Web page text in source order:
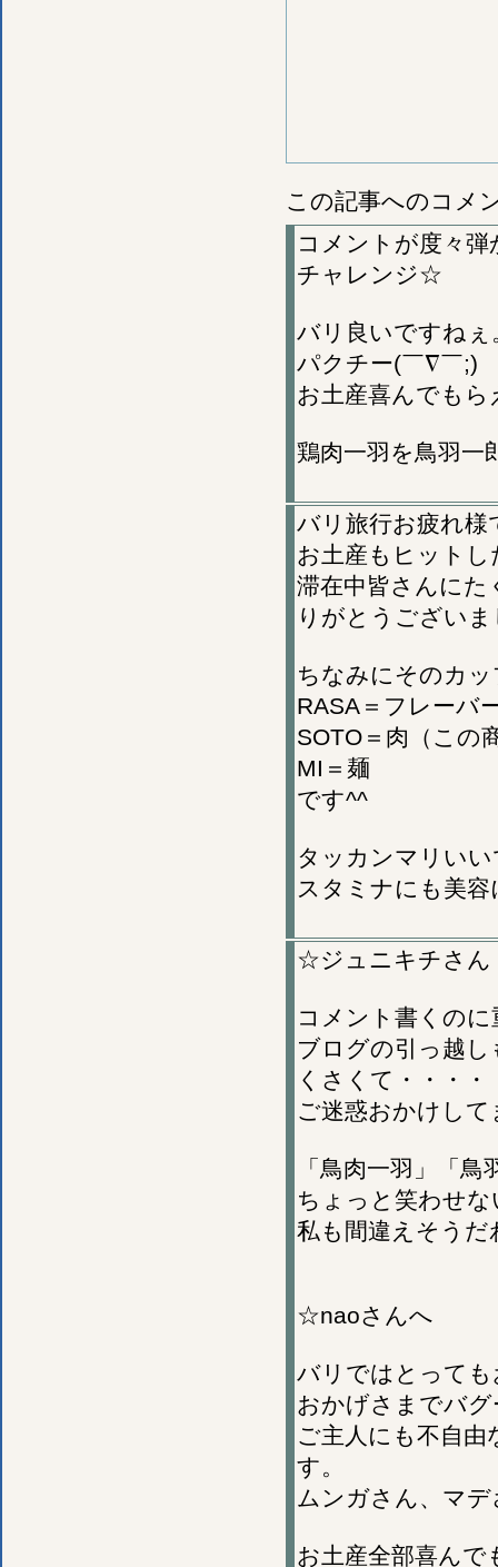
この記事へのコメ
コメントが度々
チャレンジ☆
バリ良いですね
パクチー(￣∇￣;)
お土産喜んでも
鶏肉一羽を鳥羽一
バリ旅行お疲れ様
お土産もヒット
滞在中皆さんに
りがとうござい
ちなみにそのカ
RASA＝フレーバ
SOTO＝肉（この
MI＝麺
です^^
タッカンマリい
スタミナにも美
☆ジュニキチさん
コメント書くの
ブログの引っ越
くさくて・・・・
ご迷惑おかけし
「鳥肉一羽」「鳥
ちょっと笑わせ
私も間違えそうだ
☆naoさんへ
バリではとって
おかげさまでバ
ご主人にも不自
す。
ムンガさん、マ
お土産全部喜ん